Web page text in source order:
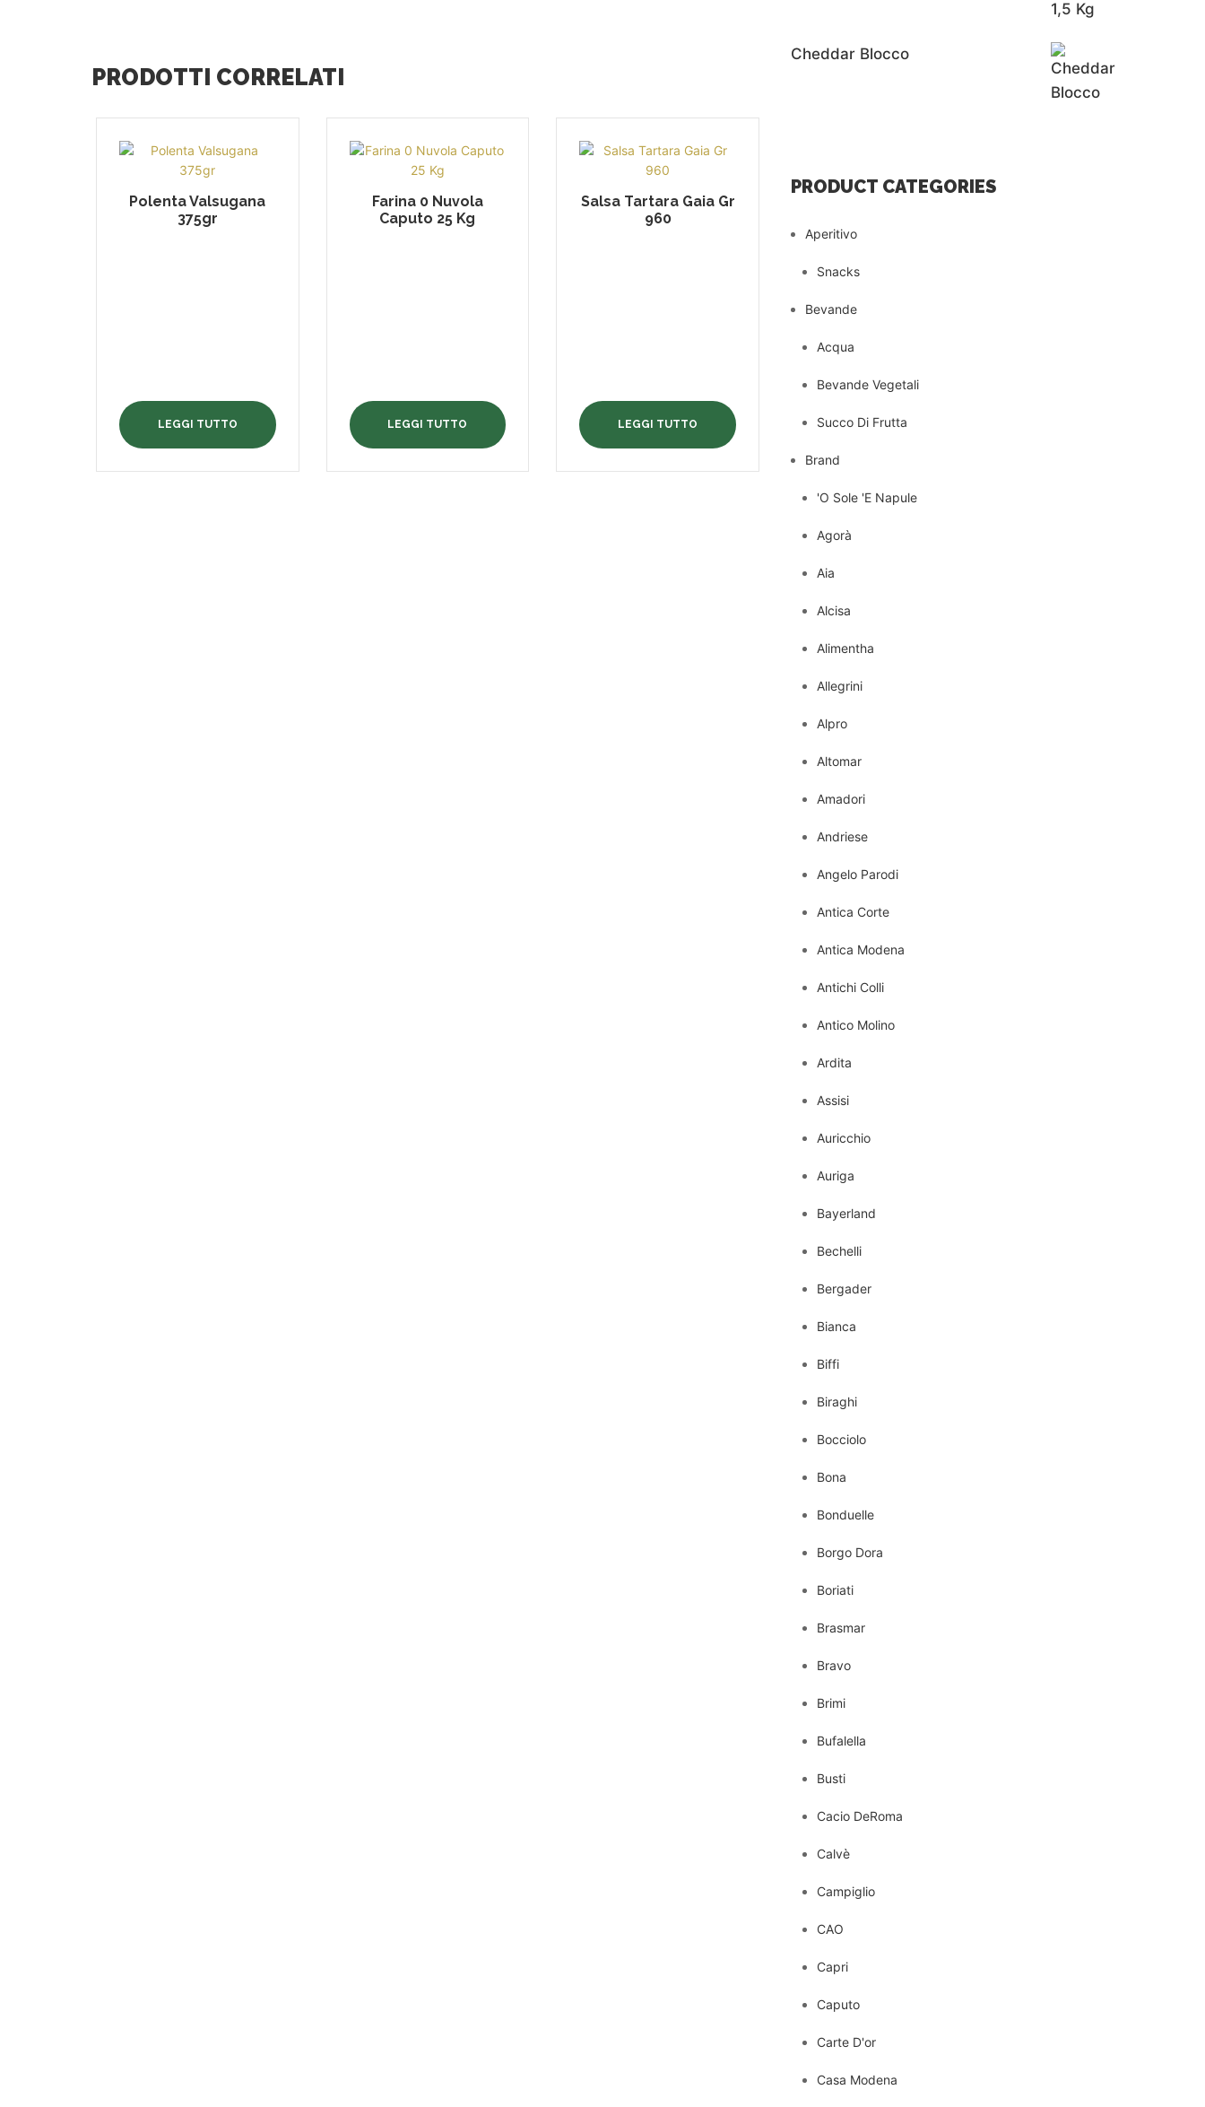
PRODOTTI CORRELATI
Polenta Valsugana
375gr
LEGGI TUTTO
Farina 0 Nuvola
Caputo 25 Kg
LEGGI TUTTO
Salsa Tartara Gaia Gr
960
LEGGI TUTTO
Cheddar Blocco
PRODUCT CATEGORIES
Aperitivo
Snacks
Bevande
Acqua
Bevande Vegetali
Succo Di Frutta
Brand
'O Sole 'E Napule
Agorà
Aia
Alcisa
Alimentha
Allegrini
Alpro
Altomar
Amadori
Andriese
Angelo Parodi
Antica Corte
Antica Modena
Antichi Colli
Antico Molino
Ardita
Assisi
Auricchio
Auriga
Bayerland
Bechelli
Bergader
Bianca
Biffi
Biraghi
Bocciolo
Bona
Bonduelle
Borgo Dora
Boriati
Brasmar
Bravo
Brimi
Bufalella
Busti
Cacio DeRoma
Calvè
Campiglio
CAO
Capri
Caputo
Carte D'or
Casa Modena